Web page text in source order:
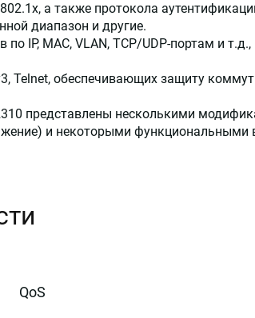
а также протокола
диапазон и другие.
IP, MAC, VLAN, TCP/UDP-портам и
Telnet, обеспечивающих защиту
представлены несколькими
и некоторыми
QoS